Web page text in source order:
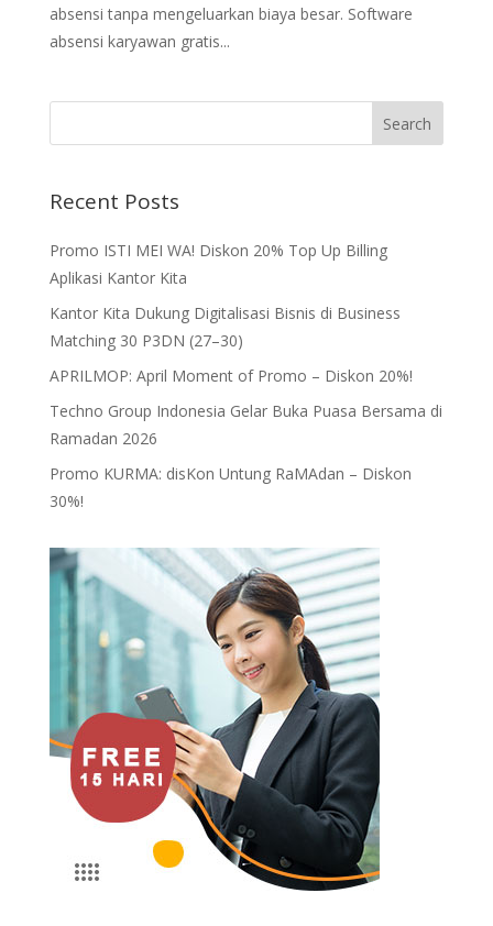
absensi tanpa mengeluarkan biaya besar. Software
absensi karyawan gratis...
Recent Posts
Promo ISTI MEI WA! Diskon 20% Top Up Billing
Aplikasi Kantor Kita
Kantor Kita Dukung Digitalisasi Bisnis di Business
Matching 30 P3DN (27–30)
APRILMOP: April Moment of Promo – Diskon 20%!
Techno Group Indonesia Gelar Buka Puasa Bersama di
Ramadan 2026
Promo KURMA: disKon Untung RaMAdan – Diskon
30%!